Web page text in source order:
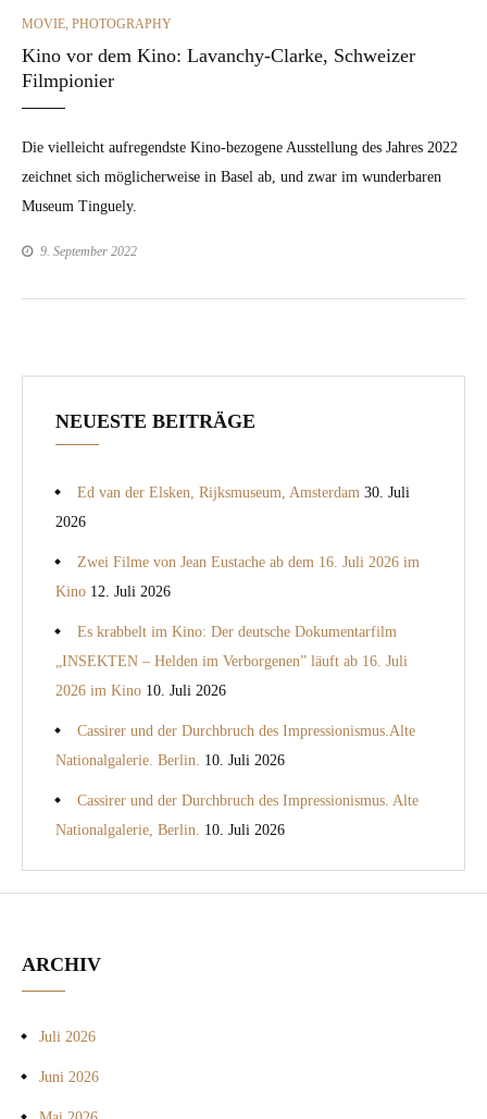
CATEGORIES
MOVIE, PHOTOGRAPHY
Kino vor dem Kino: Lavanchy-Clarke, Schweizer
Filmpionier
Die vielle­icht aufre­gend­ste Kino-bezo­gene Ausstel­lung des Jahres 2022
zeich­net sich möglicher­weise in Basel ab, und zwar im wun­der­baren
Muse­um Tingue­ly.
9. September 2022
NEUESTE BEITRÄGE
Ed van der Elsken, Rijksmuseum, Amsterdam 30. Juli
2026
Zwei Filme von Jean Eustache ab dem 16. Juli 2026 im
Kino 12. Juli 2026
Es krabbelt im Kino: Der deutsche Dokumentarfilm
„INSEKTEN – Helden im Verborgenen” läuft ab 16. Juli
2026 im Kino 10. Juli 2026
Cassirer und der Durchbruch des Impressionismus.Alte
Nationalgalerie. Berlin. 10. Juli 2026
Cassirer und der Durchbruch des Impressionismus. Alte
Nationalgalerie, Berlin. 10. Juli 2026
ARCHIV
Juli 2026
Juni 2026